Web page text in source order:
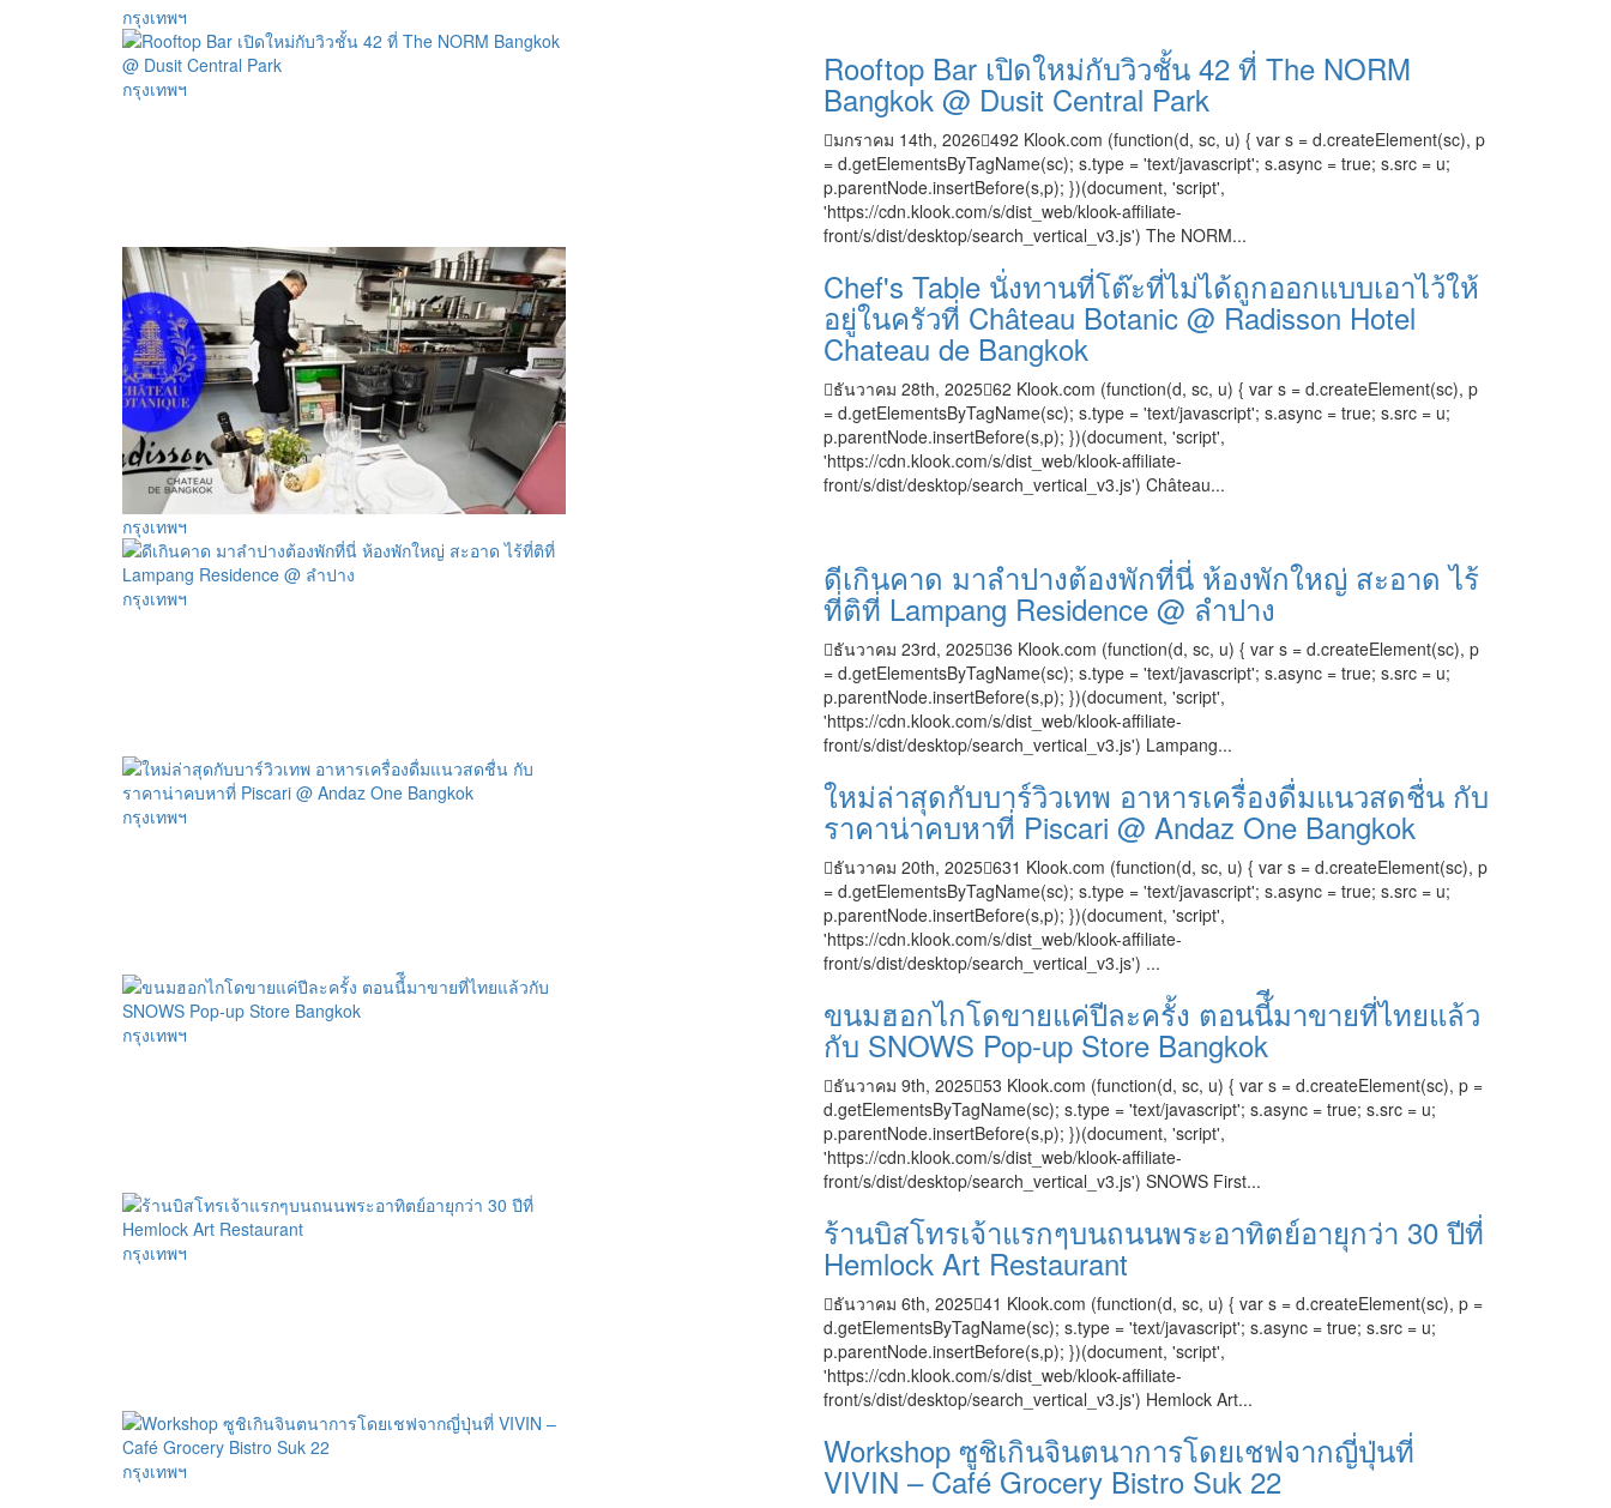
กรุงเทพฯ
กรุงเทพฯ Rooftop Bar เปิดใหม่กับวิวชั้น 42 ที่ The NORM
Bangkok @ Dusit Central Park
มกราคม 14th, 2026 492 Klook.com (function(d, sc, u) { var s = d.createElement(sc), p
= d.getElementsByTagName(sc); s.type = 'text/javascript'; s.async = true; s.src = u;
p.parentNode.insertBefore(s,p); })(document, 'script',
'https://cdn.klook.com/s/dist_web/klook-affiliate-
front/s/dist/desktop/search_vertical_v3.js') The NORM...
กรุงเทพฯ
Chef's Table นั่งทานที่โต๊ะที่ไม่ได้ถูกออกแบบเอาไว้ให้
อยู่ในครัวที่ Château Botanic @ Radisson Hotel
Chateau de Bangkok
ธันวาคม 28th, 2025 62 Klook.com (function(d, sc, u) { var s = d.createElement(sc), p
= d.getElementsByTagName(sc); s.type = 'text/javascript'; s.async = true; s.src = u;
p.parentNode.insertBefore(s,p); })(document, 'script',
'https://cdn.klook.com/s/dist_web/klook-affiliate-
front/s/dist/desktop/search_vertical_v3.js') Château...
กรุงเทพฯ ดีเกินคาด มาลำปางต้องพักที่นี่ ห้องพักใหญ่ สะอาด ไร้
ที่ติที่ Lampang Residence @ ลำปาง
ธันวาคม 23rd, 2025 36 Klook.com (function(d, sc, u) { var s = d.createElement(sc), p
= d.getElementsByTagName(sc); s.type = 'text/javascript'; s.async = true; s.src = u;
p.parentNode.insertBefore(s,p); })(document, 'script',
'https://cdn.klook.com/s/dist_web/klook-affiliate-
front/s/dist/desktop/search_vertical_v3.js') Lampang...
กรุงเทพฯ ใหม่ล่าสุดกับบาร์วิวเทพ อาหารเครื่องดื่มแนวสดชื่น กับ
ราคาน่าคบหาที่ Piscari @ Andaz One Bangkok
ธันวาคม 20th, 2025 631 Klook.com (function(d, sc, u) { var s = d.createElement(sc), p
= d.getElementsByTagName(sc); s.type = 'text/javascript'; s.async = true; s.src = u;
p.parentNode.insertBefore(s,p); })(document, 'script',
'https://cdn.klook.com/s/dist_web/klook-affiliate-
front/s/dist/desktop/search_vertical_v3.js') ...
กรุงเทพฯ ขนมฮอกไกโดขายแค่ปีละครั้ง ตอนนี้ีมาขายที่ไทยแล้ว
กับ SNOWS Pop-up Store Bangkok
ธันวาคม 9th, 2025 53 Klook.com (function(d, sc, u) { var s = d.createElement(sc), p =
d.getElementsByTagName(sc); s.type = 'text/javascript'; s.async = true; s.src = u;
p.parentNode.insertBefore(s,p); })(document, 'script',
'https://cdn.klook.com/s/dist_web/klook-affiliate-
front/s/dist/desktop/search_vertical_v3.js') SNOWS First...
กรุงเทพฯ ร้านบิสโทรเจ้าแรกๆบนถนนพระอาทิตย์อายุกว่า 30 ปีที่
Hemlock Art Restaurant
ธันวาคม 6th, 2025 41 Klook.com (function(d, sc, u) { var s = d.createElement(sc), p =
d.getElementsByTagName(sc); s.type = 'text/javascript'; s.async = true; s.src = u;
p.parentNode.insertBefore(s,p); })(document, 'script',
'https://cdn.klook.com/s/dist_web/klook-affiliate-
front/s/dist/desktop/search_vertical_v3.js') Hemlock Art...
กรุงเทพฯ Workshop ซูชิเกินจินตนาการโดยเชฟจากญี่ปุ่นที่
VIVIN – Café Grocery Bistro Suk 22